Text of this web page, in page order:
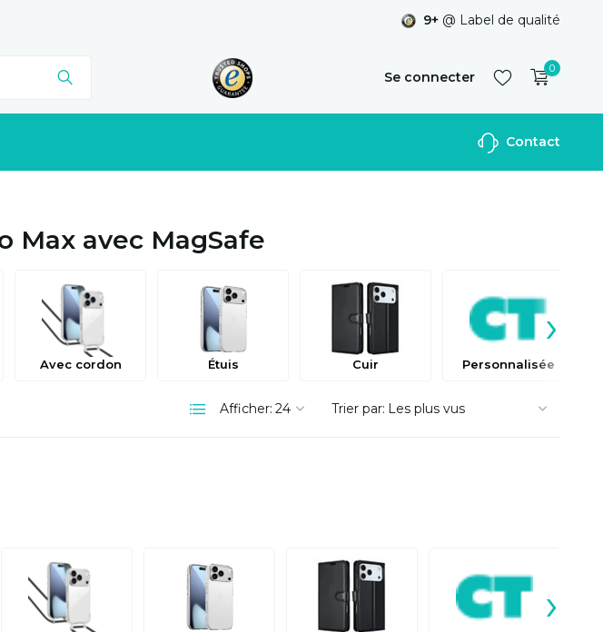
9+ @ Label de qualité
Se connecter
S'inscrire
0
Contact
Max avec MagSafe
Avec cordon Étuis Cuir Personnalisée
›
Afficher: Trier par:
›